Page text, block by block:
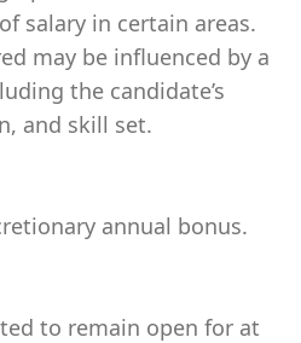
salary in certain areas.
may be influenced by a
the candidate’s
and skill set.
annual bonus.
to remain open for at